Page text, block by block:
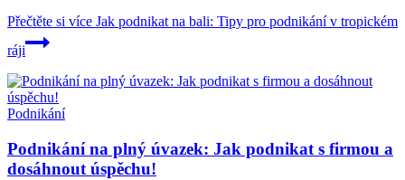
Přečtěte si více Jak podnikat na bali: Tipy pro podnikání v tropickém
ráji
Podnikání
Podnikání na plný úvazek: Jak podnikat s firmou a
dosáhnout úspěchu!